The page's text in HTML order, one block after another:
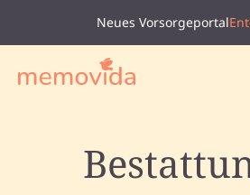
Neues Vorsorgeportal